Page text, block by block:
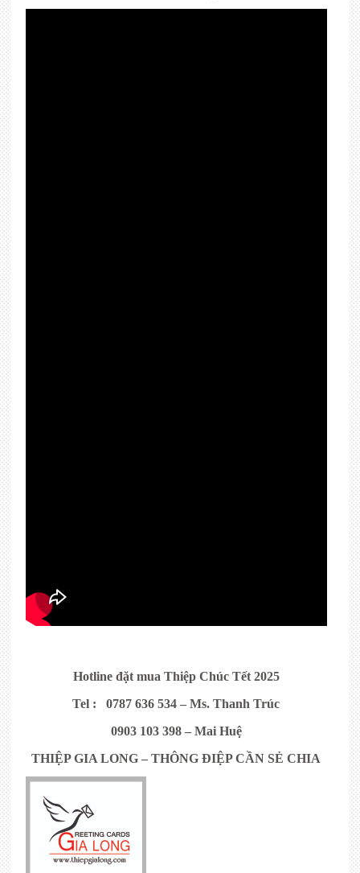
Hotline đặt mua Thiệp Chúc Tết 2025
Tel : 0787 636 534 – Ms. Thanh Trúc
0903 103 398 – Mai Huệ
THIỆP GIA LONG – THÔNG ĐIỆP CẦN SẺ CHIA